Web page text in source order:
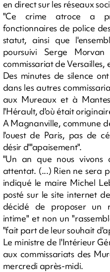
en direct sur les réseaux
"Ce crime atroce a
fonctionnaires de police
statut, ainsi que
poursuivi Serge
commissariat de Versailles,
Des minutes de silence
dans les autres
aux Mureaux et à
l'Hérault, d'où était
A Magnanville, commune
l'ouest de Paris, pas de
désir d'"apaisement".
"Un an que nous vivons
attentat. (...) Rien ne sera
indiqué le maire Michel
posté sur le site internet
décidé de proposer un
intime" et non un
"fait part de leur souhait
Le ministre de l'Intérieur
aux commissariats des
mercredi après-midi.